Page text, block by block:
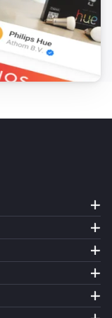
pour